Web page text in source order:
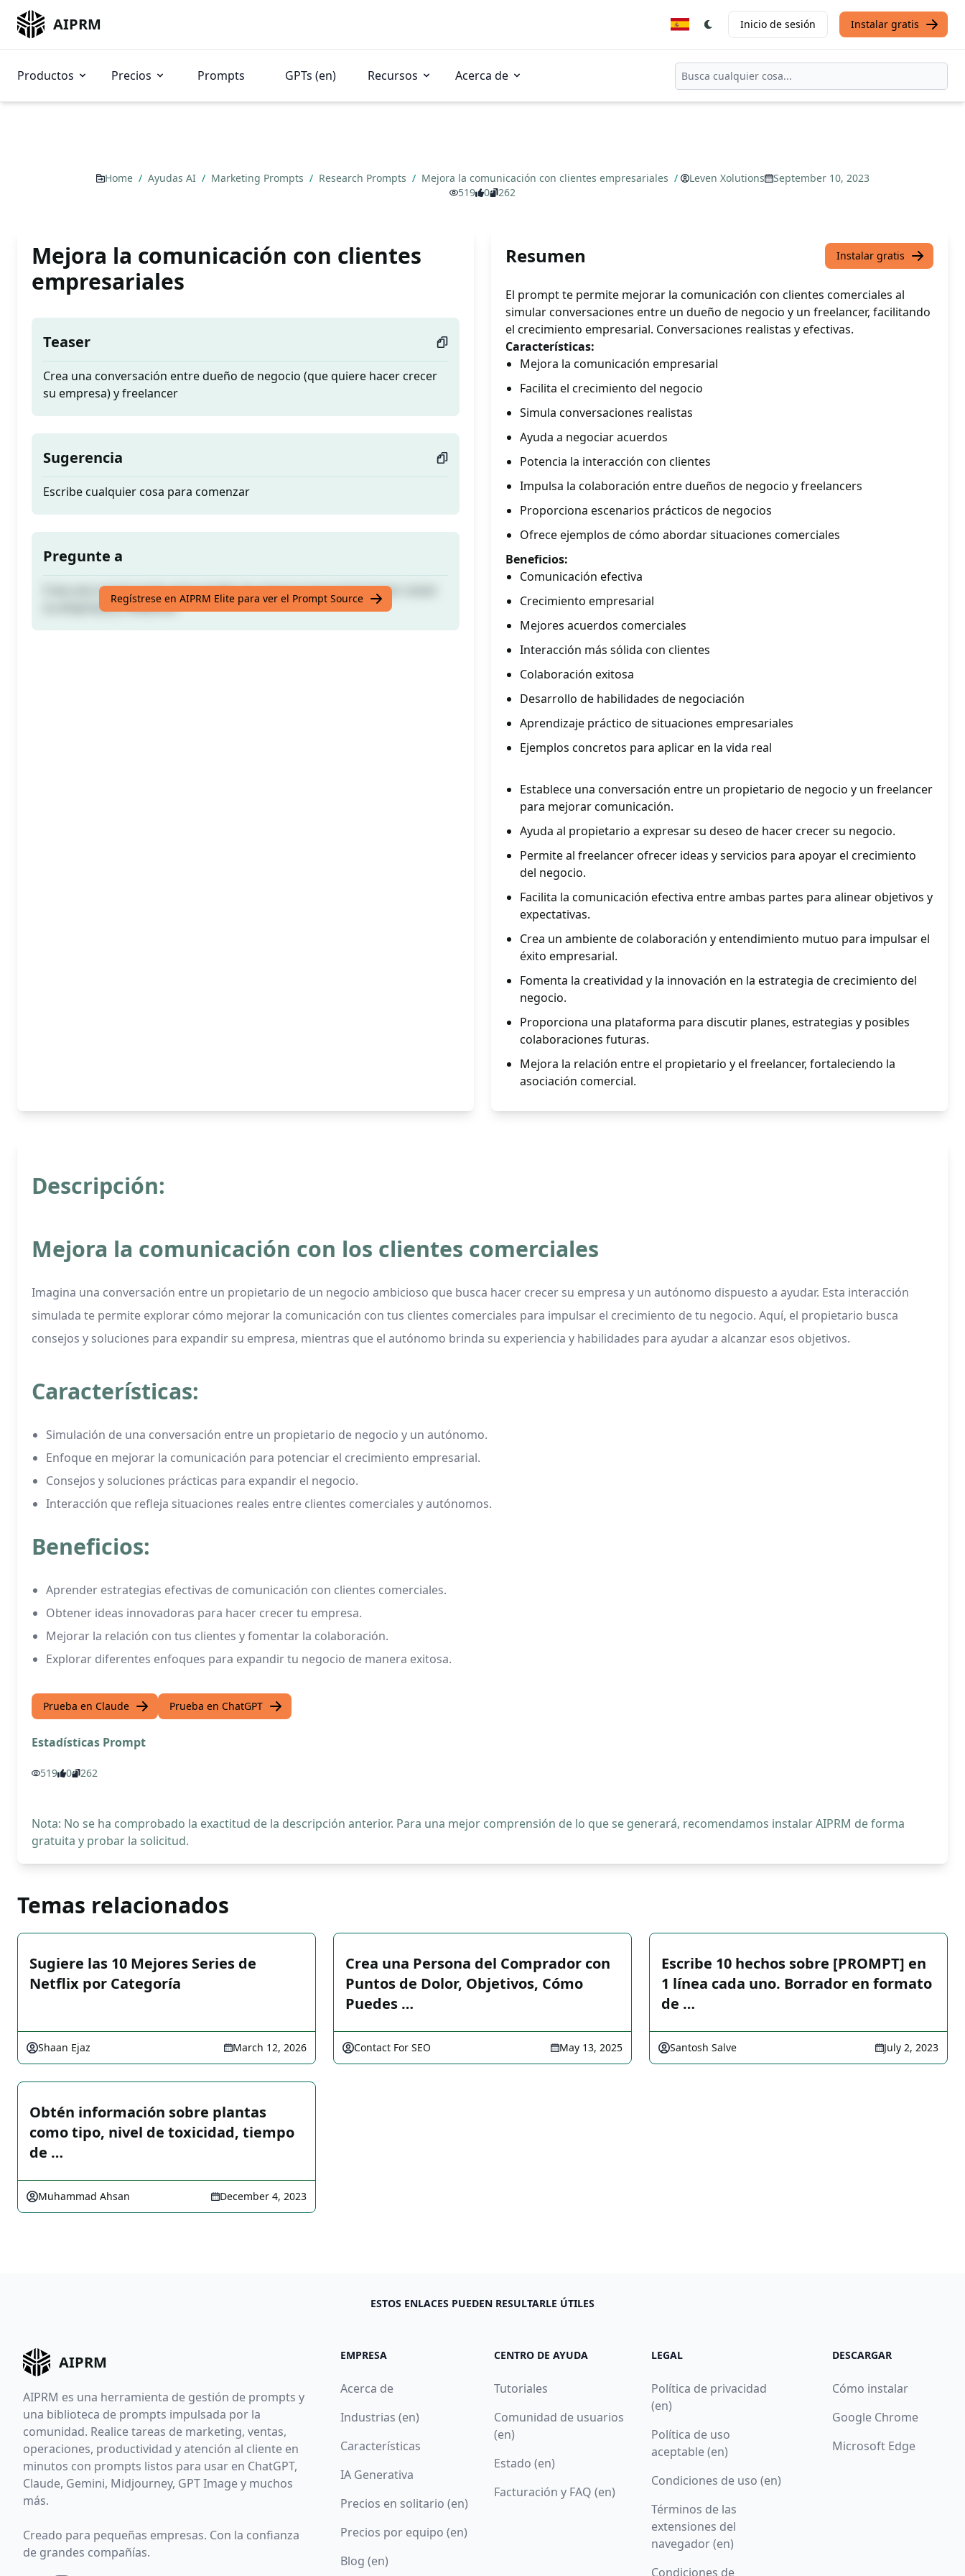
AIPRM Inicio de sesión Instalar gratis
Productos Precios Prompts GPTs (en) Recursos Acerca de
Home / Ayudas AI / Marketing Prompts / Research Prompts / Mejora la comunicación con clientes empresariales / Leven Xolutions
September 10, 2023
519
0 262
Mejora la comunicación con clientes
empresariales
Teaser
Crea una conversación entre dueño de negocio (que quiere hacer crecer
su empresa) y freelancer
Sugerencia
Escribe cualquier cosa para comenzar
Pregunte a
Crea una conversación entre dueño de negocio (que quiere hacer crecer
su empresa) y freelancer
Regístrese en AIPRM Elite para ver el Prompt Source
Resumen Instalar gratis
El prompt te permite mejorar la comunicación con clientes comerciales al
simular conversaciones entre un dueño de negocio y un freelancer, facilitando
el crecimiento empresarial. Conversaciones realistas y efectivas.
Características:
Mejora la comunicación empresarial
Facilita el crecimiento del negocio
Simula conversaciones realistas
Ayuda a negociar acuerdos
Potencia la interacción con clientes
Impulsa la colaboración entre dueños de negocio y freelancers
Proporciona escenarios prácticos de negocios
Ofrece ejemplos de cómo abordar situaciones comerciales
Beneficios:
Comunicación efectiva
Crecimiento empresarial
Mejores acuerdos comerciales
Interacción más sólida con clientes
Colaboración exitosa
Desarrollo de habilidades de negociación
Aprendizaje práctico de situaciones empresariales
Ejemplos concretos para aplicar en la vida real
Establece una conversación entre un propietario de negocio y un freelancer
para mejorar comunicación.
Ayuda al propietario a expresar su deseo de hacer crecer su negocio.
Permite al freelancer ofrecer ideas y servicios para apoyar el crecimiento
del negocio.
Facilita la comunicación efectiva entre ambas partes para alinear objetivos y
expectativas.
Crea un ambiente de colaboración y entendimiento mutuo para impulsar el
éxito empresarial.
Fomenta la creatividad y la innovación en la estrategia de crecimiento del
negocio.
Proporciona una plataforma para discutir planes, estrategias y posibles
colaboraciones futuras.
Mejora la relación entre el propietario y el freelancer, fortaleciendo la
asociación comercial.
Descripción:
Mejora la comunicación con los clientes comerciales
Imagina una conversación entre un propietario de un negocio ambicioso que busca hacer crecer su empresa y un autónomo dispuesto a ayudar. Esta interacción
simulada te permite explorar cómo mejorar la comunicación con tus clientes comerciales para impulsar el crecimiento de tu negocio. Aquí, el propietario busca
consejos y soluciones para expandir su empresa, mientras que el autónomo brinda su experiencia y habilidades para ayudar a alcanzar esos objetivos.
Características:
Simulación de una conversación entre un propietario de negocio y un autónomo.
Enfoque en mejorar la comunicación para potenciar el crecimiento empresarial.
Consejos y soluciones prácticas para expandir el negocio.
Interacción que refleja situaciones reales entre clientes comerciales y autónomos.
Beneficios:
Aprender estrategias efectivas de comunicación con clientes comerciales.
Obtener ideas innovadoras para hacer crecer tu empresa.
Mejorar la relación con tus clientes y fomentar la colaboración.
Explorar diferentes enfoques para expandir tu negocio de manera exitosa.
Prueba en Claude Prueba en ChatGPT
Estadísticas Prompt
519 0 262
Nota: No se ha comprobado la exactitud de la descripción anterior. Para una mejor comprensión de lo que se generará, recomendamos instalar AIPRM de forma
gratuita y probar la solicitud.
Temas relacionados
Sugiere las 10 Mejores Series de
Netflix por Categoría
Shaan Ejaz March 12, 2026
Crea una Persona del Comprador con
Puntos de Dolor, Objetivos, Cómo
Puedes …
Contact For SEO May 13, 2025
Escribe 10 hechos sobre [PROMPT] en
1 línea cada uno. Borrador en formato
de …
Santosh Salve July 2, 2023
Obtén información sobre plantas
como tipo, nivel de toxicidad, tiempo
de …
Muhammad Ahsan December 4, 2023
ESTOS ENLACES PUEDEN RESULTARLE ÚTILES
AIPRM
AIPRM es una herramienta de gestión de prompts y
una biblioteca de prompts impulsada por la
comunidad. Realice tareas de marketing, ventas,
operaciones, productividad y atención al cliente en
minutos con prompts listos para usar en ChatGPT,
Claude, Gemini, Midjourney, GPT Image y muchos
más.
Creado para pequeñas empresas. Con la confianza
de grandes compañías.
EMPRESA
Acerca de
Industrias (en)
Características
IA Generativa
Precios en solitario (en)
Precios por equipo (en)
Blog (en)
CENTRO DE AYUDA
Tutoriales
Comunidad de usuarios
(en)
Estado (en)
Facturación y FAQ (en)
LEGAL
Política de privacidad
(en)
Política de uso
aceptable (en)
Condiciones de uso (en)
Términos de las
extensiones del
navegador (en)
Condiciones de
DESCARGAR
Cómo instalar
Google Chrome
Microsoft Edge